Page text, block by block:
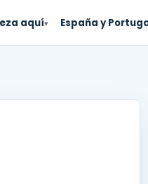
aquí▾ España y